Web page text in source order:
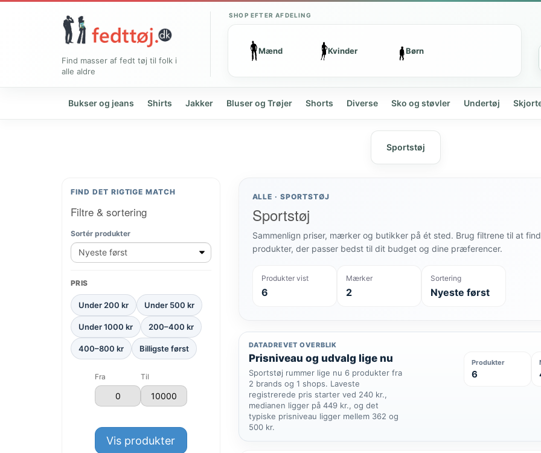
Find masser af fedt tøj til folk i
alle aldre
SHOP EFTER AFDELING
Mænd Kvinder Børn
Bukser og jeans Shirts Jakker Bluser og Trøjer Shorts Diverse Sko og støvler Undertøj
Sportstøj
FIND DET RIGTIGE MATCH
Filtre & sortering
Sortér produkter
PRIS
Under 200 kr Under 500 kr
Under 1000 kr 200–400 kr
400–800 kr Billigste først
Fra Til
Vis produkter
ALLE · SPORTSTØJ
Sportstøj
Sammenlign priser, mærker og butikker på ét sted. Brug filtrene til at
produkter, der passer bedst til dit budget og dine præferencer.
Produkter vist
6
Mærker
2
Sortering
Nyeste først
DATADREVET OVERBLIK
Prisniveau og udvalg lige nu
Sportstøj rummer lige nu 6 produkter fra
2 brands og 1 shops. Laveste
registrerede pris starter ved 240 kr.,
medianen ligger på 449 kr., og det
typiske prisniveau ligger mellem 362 og
500 kr.
Produkter
6